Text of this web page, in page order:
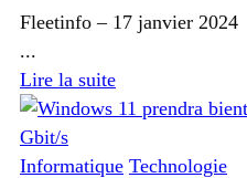
Fleetinfo – 17 janvier 2024
...
Lire la suite
Informatique Technologie